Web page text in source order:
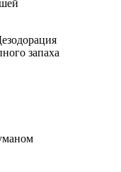
запаха